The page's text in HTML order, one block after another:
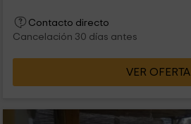
Contacto directo
Cancelación 30 días antes
VER OFERTA